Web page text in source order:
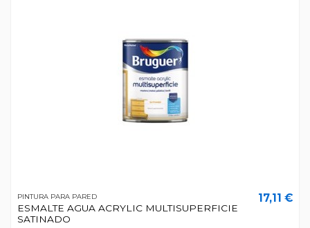
PINTURA PARA PARED
ESMALTE AGUA ACRYLIC MULTISUPERFICIE
SATINADO
17,11 €